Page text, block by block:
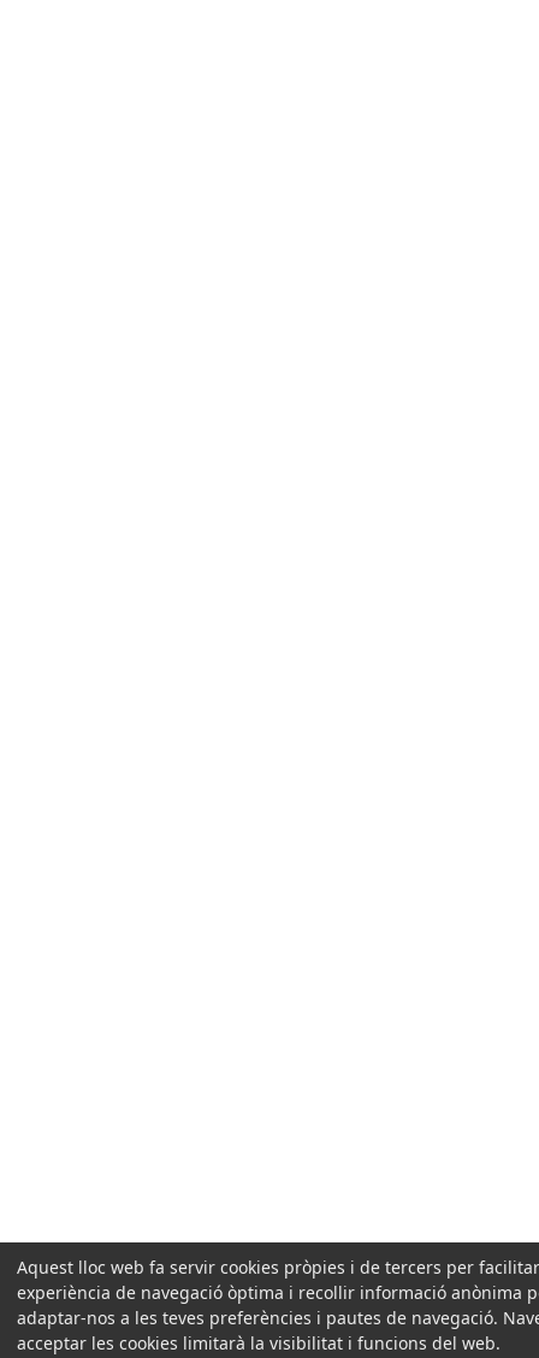
Aquest lloc web fa servir cookies pròpies i de tercers per
experiència de navegació òptima i recollir informació anònima
adaptar-nos a les teves preferències i pautes de navegació.
acceptar les cookies limitarà la visibilitat i funcions del web.